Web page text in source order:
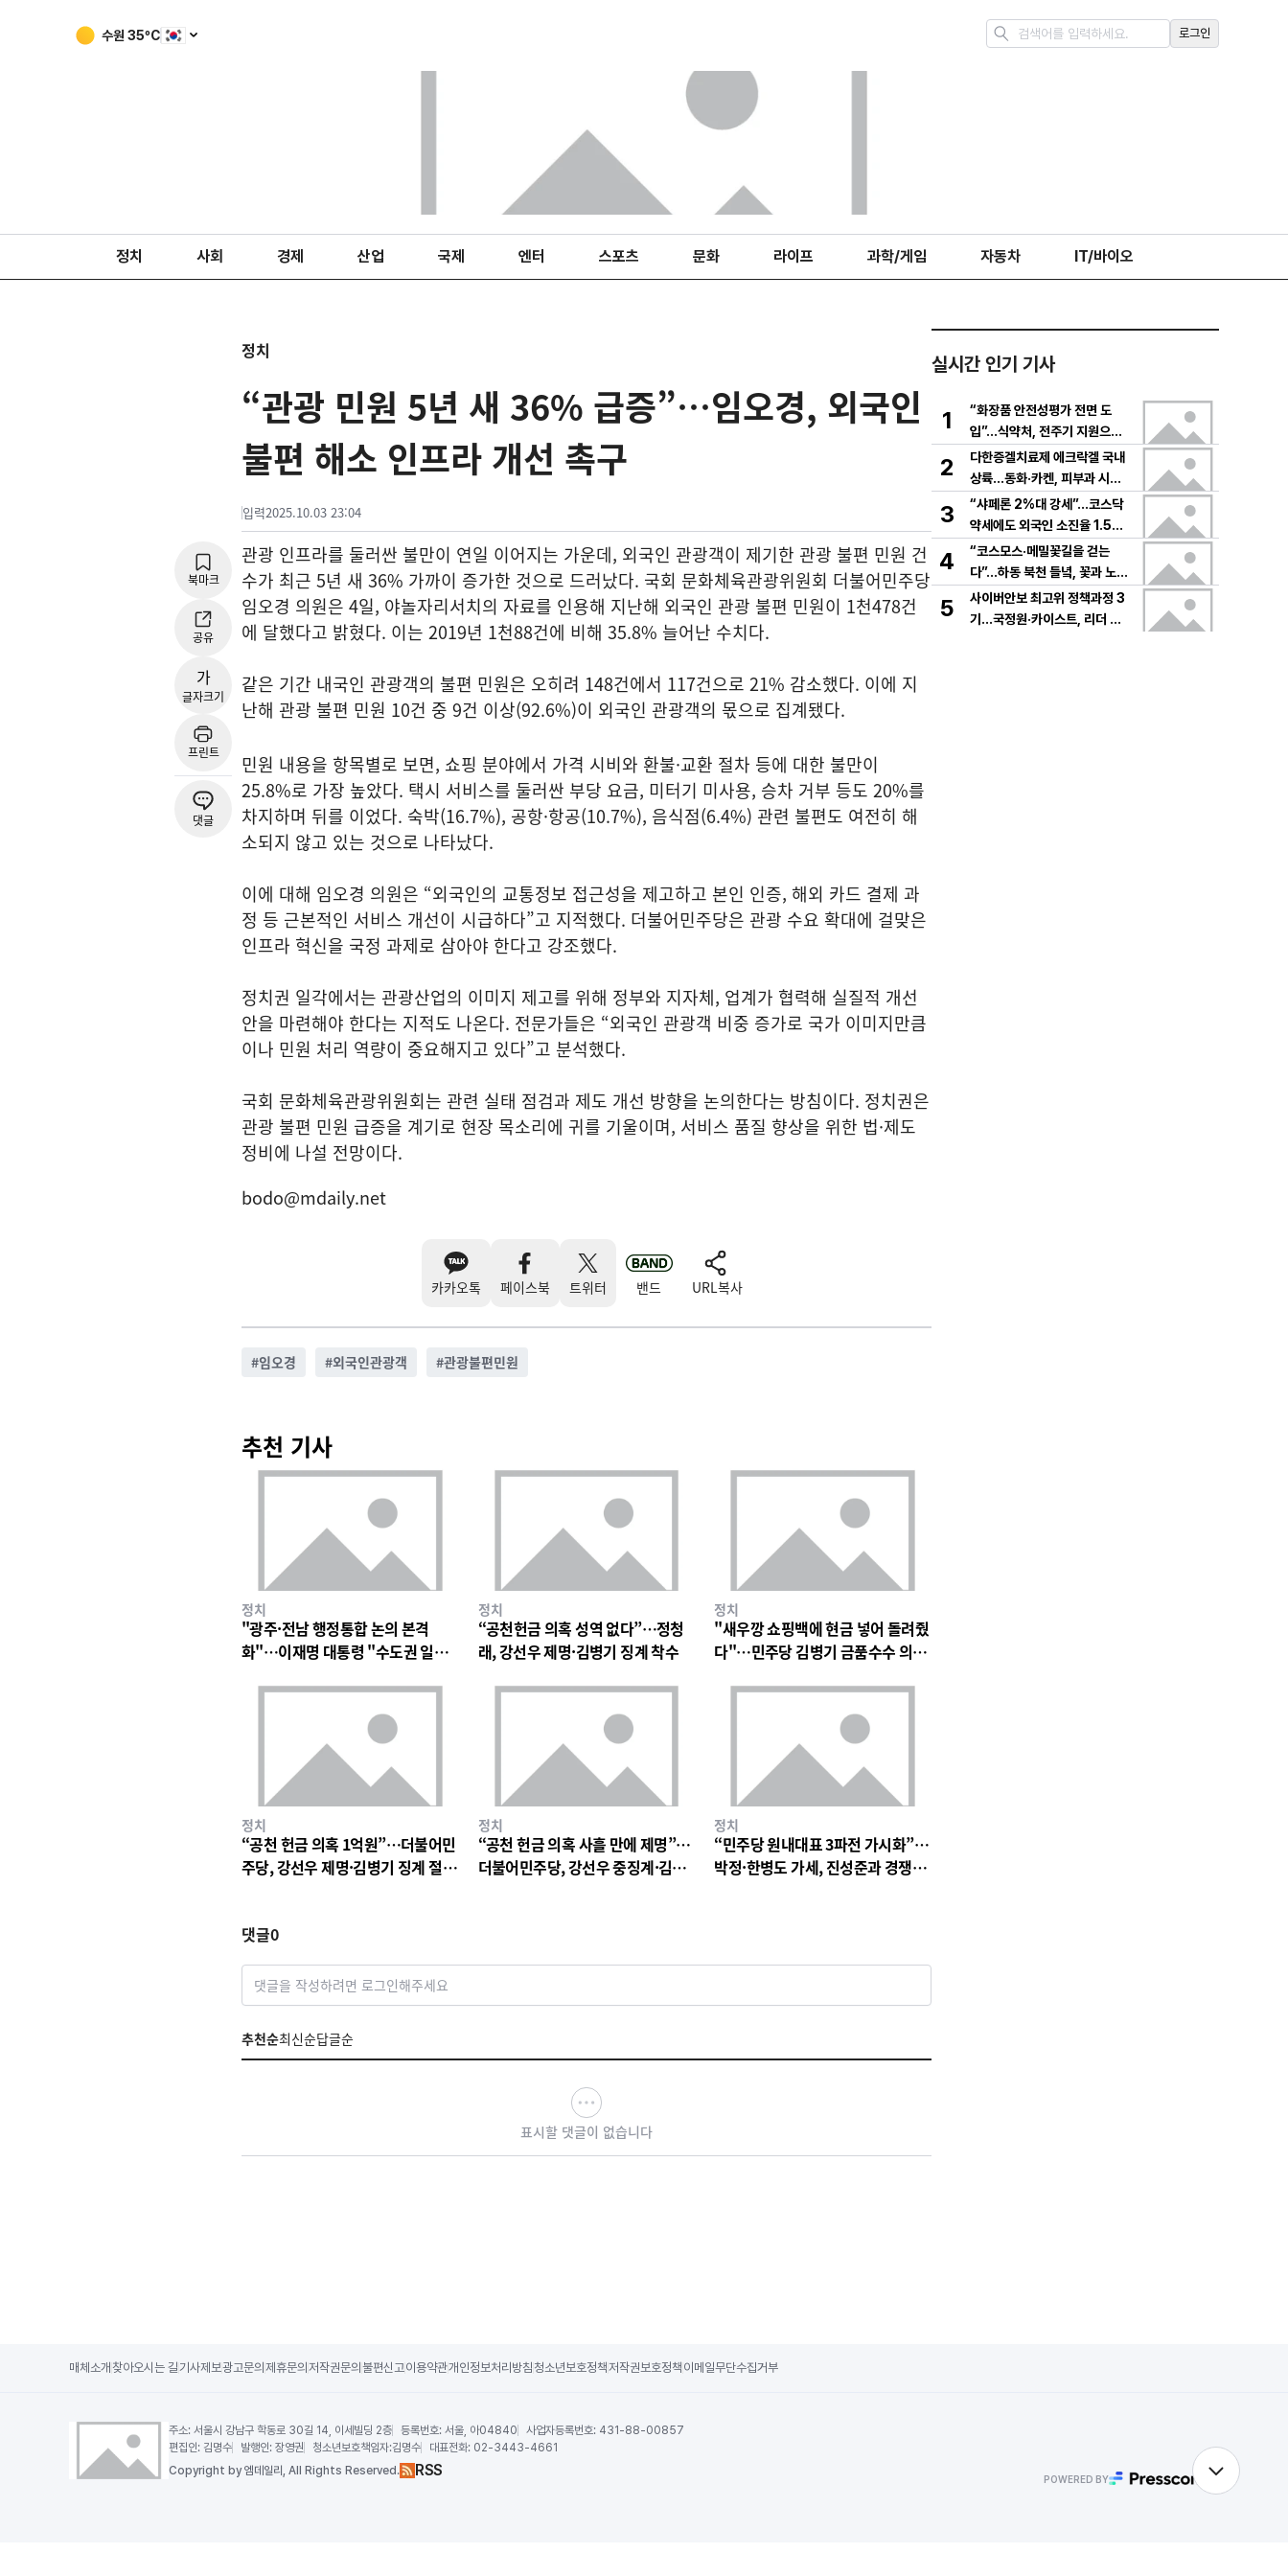
수원 35ºC 로그인
정치 사회 경제 산업 국제 엔터 스포츠 문화 라이프 과학/게임 자동차 IT/바이오
정치
“관광 민원 5년 새 36% 급증”…임오경, 외국인
불편 해소 인프라 개선 촉구
입력2025.10.03 23:04
북마크
공유
가
글자크기
프린트
댓글
관광 인프라를 둘러싼 불만이 연일 이어지는 가운데, 외국인 관광객이 제기한 관광 불편 민원 건
수가 최근 5년 새 36% 가까이 증가한 것으로 드러났다. 국회 문화체육관광위원회 더불어민주당
임오경 의원은 4일, 야놀자리서치의 자료를 인용해 지난해 외국인 관광 불편 민원이 1천478건
에 달했다고 밝혔다. 이는 2019년 1천88건에 비해 35.8% 늘어난 수치다.
같은 기간 내국인 관광객의 불편 민원은 오히려 148건에서 117건으로 21% 감소했다. 이에 지
난해 관광 불편 민원 10건 중 9건 이상(92.6%)이 외국인 관광객의 몫으로 집계됐다.
민원 내용을 항목별로 보면, 쇼핑 분야에서 가격 시비와 환불·교환 절차 등에 대한 불만이
25.8%로 가장 높았다. 택시 서비스를 둘러싼 부당 요금, 미터기 미사용, 승차 거부 등도 20%를
차지하며 뒤를 이었다. 숙박(16.7%), 공항·항공(10.7%), 음식점(6.4%) 관련 불편도 여전히 해
소되지 않고 있는 것으로 나타났다.
이에 대해 임오경 의원은 “외국인의 교통정보 접근성을 제고하고 본인 인증, 해외 카드 결제 과
정 등 근본적인 서비스 개선이 시급하다”고 지적했다. 더불어민주당은 관광 수요 확대에 걸맞은
인프라 혁신을 국정 과제로 삼아야 한다고 강조했다.
정치권 일각에서는 관광산업의 이미지 제고를 위해 정부와 지자체, 업계가 협력해 실질적 개선
안을 마련해야 한다는 지적도 나온다. 전문가들은 “외국인 관광객 비중 증가로 국가 이미지만큼
이나 민원 처리 역량이 중요해지고 있다”고 분석했다.
국회 문화체육관광위원회는 관련 실태 점검과 제도 개선 방향을 논의한다는 방침이다. 정치권은
관광 불편 민원 급증을 계기로 현장 목소리에 귀를 기울이며, 서비스 품질 향상을 위한 법·제도
정비에 나설 전망이다.
bodo@mdaily.net
카카오톡 페이스북 트위터 밴드 URL복사
#임오경 #외국인관광객 #관광불편민원
추천 기사
정치
"광주·전남 행정통합 논의 본격
화"…이재명 대통령 "수도권 일극
정치
“공천헌금 의혹 성역 없다”…정청
래, 강선우 제명·김병기 징계 착수
정치
"새우깡 쇼핑백에 현금 넣어 돌려줬
다"…민주당 김병기 금품수수 의혹
정치
“공천 헌금 의혹 1억원”…더불어민
주당, 강선우 제명·김병기 징계 절
정치
“공천 헌금 의혹 사흘 만에 제명”…
더불어민주당, 강선우 중징계·김병
정치
“민주당 원내대표 3파전 가시화”…
박정·한병도 가세, 진성준과 경쟁
댓글0
댓글을 작성하려면 로그인해주세요
추천순최신순답글순
표시할 댓글이 없습니다
실시간 인기 기사
1
“화장품 안전성평가 전면 도
입”…식약처, 전주기 지원으로
K뷰티 고도화
2
다한증겔치료제 에크락겔 국내
상륙…동화·카켄, 피부과 시장
공략
3
“샤페론 2%대 강세”…코스닥
약세에도 외국인 소진율 1.5
9% 기록
4
“코스모스·메밀꽃길을 걷는
다”…하동 북천 들녘, 꽃과 노래
로 물드는 가을의 하루
5
사이버안보 최고위 정책과정 3
기…국정원·카이스트, 리더 안
매체소개 찾아오시는 길기사제보광고문의 제휴문의 저작권문의 불편신고이용약관개인정보처리방침 청소년보호정책저작권보호정책 이메일무단수집거부
주소:서울시 강남구 학동로 30길 14, 이세빌딩 2층 등록번호: 서울, 아04840 사업자등록번호: 431-88-00857
편집인: 김명수 발행인:장영권 청소년보호책임자:김명수 대표전화: 02-3443-4661
Copyright by 엠데일리, All Rights Reserved. RSS POWERED BY